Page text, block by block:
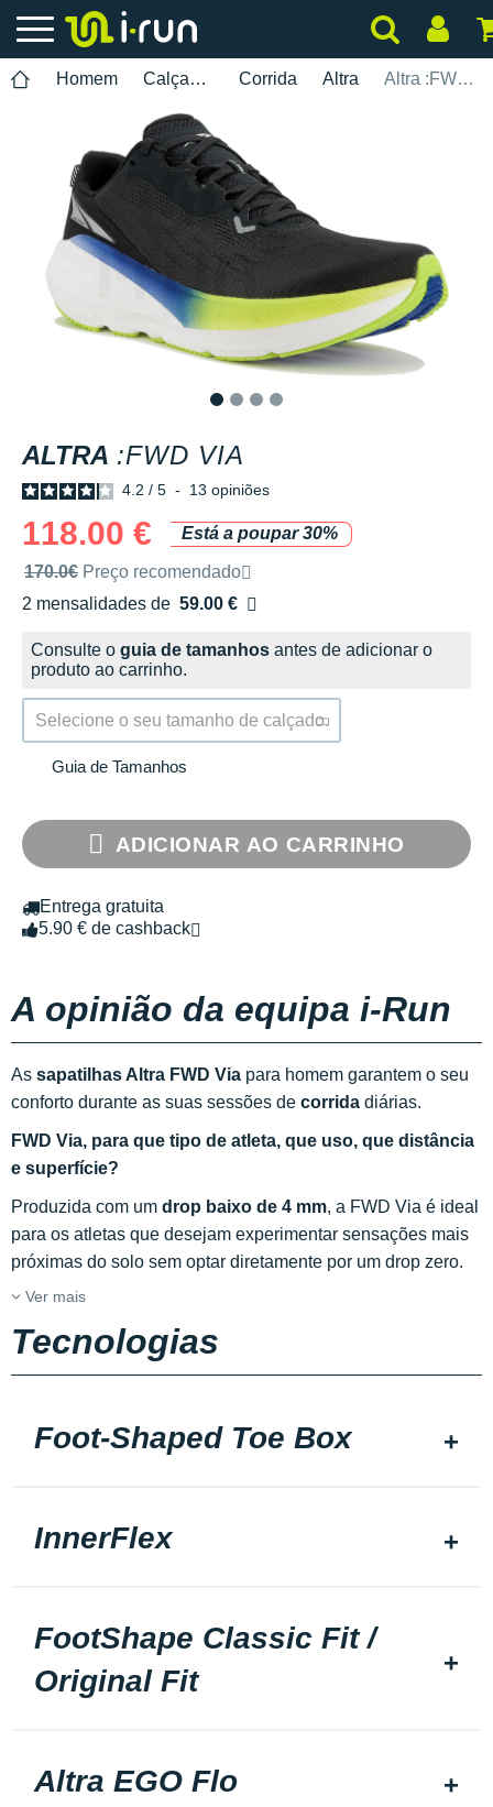
Homem Calçados Corrida Altra Altra :FWD Via
ALTRA :FWD VIA
4.2 / 5 - 13 opiniões
118.00 €
Está a poupar 30%
Preço de venda recomendado pela marca
170.0€ Preço recomendado
2 mensalidades de 59.00 €
sem custos
Consulte o guia de tamanhos antes de adicionar o
produto ao carrinho.
Selecione o seu tamanho de calçado.
Guia de Tamanhos
ADICIONAR AO CARRINHO
Entrega gratuita
5.90 € de cashback
A opinião da equipa i-Run
As sapatilhas Altra FWD Via para homem garantem o seu
conforto durante as suas sessões de corrida diárias.
FWD Via, para que tipo de atleta, que uso, que distância
e superfície?
Produzida com um drop baixo de 4 mm, a FWD Via é ideal
para os atletas que desejam experimentar sensações mais
próximas do solo sem optar diretamente por um drop zero.
Ver mais
Tecnologias
Foot-Shaped Toe Box
InnerFlex
FootShape Classic Fit /
Original Fit
Altra EGO Flo